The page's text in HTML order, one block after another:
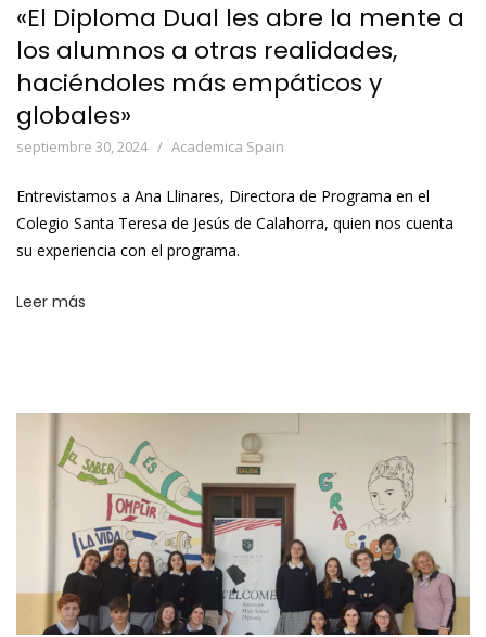
«El Diploma Dual les abre la mente a
los alumnos a otras realidades,
haciéndoles más empáticos y
globales»
septiembre 30, 2024 Academica Spain
Entrevistamos a Ana Llinares, Directora de Programa en el
Colegio Santa Teresa de Jesús de Calahorra, quien nos cuenta
su experiencia con el programa.
Leer más